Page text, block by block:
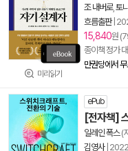
미리읽기
조 내버로, 토
흐름출판|
15,840원
종이책 정가 대
만권당에서 무
ePub
[전자책]
일레인 폭스(
김영사|